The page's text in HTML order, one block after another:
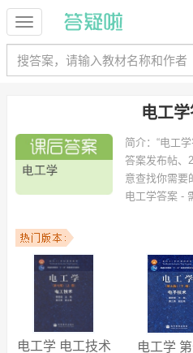
电工
简介： “电工
答案发布帖、
意查找你需要
电工学答案 -
：机
自动化、土木工程、车辆工程、热能
环境工程、材料成型及控制工程、机
以下学校的同学下载过
电工学答案：
学、华东理工大学、广西大学、广东
学、四川大学、嘉兴学院 等。
电工学 电工技术
电工学